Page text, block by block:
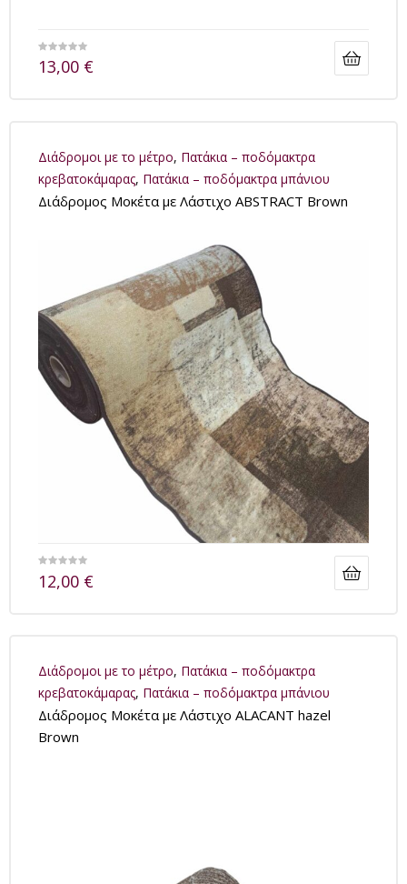
13,00 €
Διάδρομοι με το μέτρο, Πατάκια – ποδόμακτρα
κρεβατοκάμαρας, Πατάκια – ποδόμακτρα μπάνιου
Διάδρομος Μοκέτα με Λάστιχο ABSTRACT Brown
12,00 €
Διάδρομοι με το μέτρο, Πατάκια – ποδόμακτρα
κρεβατοκάμαρας, Πατάκια – ποδόμακτρα μπάνιου
Διάδρομος Μοκέτα με Λάστιχο ALACANT hazel
Brown